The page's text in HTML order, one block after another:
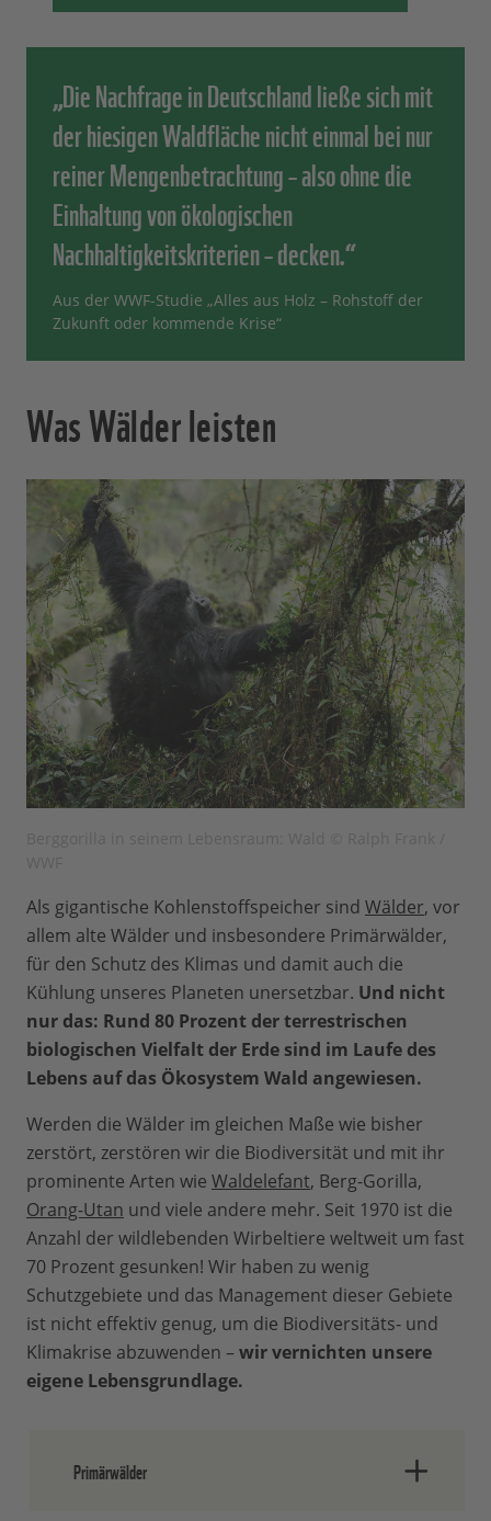
„Die Nachfrage in Deutschland ließe sich mit
der hiesigen Waldfläche nicht einmal bei nur
reiner Mengenbetrachtung – also ohne die
Einhaltung von ökologischen
Nachhaltigkeitskriterien – decken.“
Aus der WWF-Studie „Alles aus Holz – Rohstoff der
Zukunft oder kommende Krise“
Was Wälder leisten
Als gigantische Kohlenstoffspeicher sind Wälder, vor
allem alte Wälder und insbesondere Primärwälder,
für den Schutz des Klimas und damit auch die
Kühlung unseres Planeten unersetzbar. Und nicht
nur das: Rund 80 Prozent der terrestrischen
biologischen Vielfalt der Erde sind im Laufe des
Lebens auf das Ökosystem Wald angewiesen.
Werden die Wälder im gleichen Maße wie bisher
zerstört, zerstören wir die Biodiversität und mit ihr
prominente Arten wie Waldelefant, Berg-Gorilla,
Orang-Utan und viele andere mehr. Seit 1970 ist die
Anzahl der wildlebenden Wirbeltiere weltweit um fast
70 Prozent gesunken! Wir haben zu wenig
Schutzgebiete und das Management dieser Gebiete
ist nicht effektiv genug, um die Biodiversitäts- und
Klimakrise abzuwenden –wir vernichten unsere
eigene Lebensgrundlage.
Primärwälder